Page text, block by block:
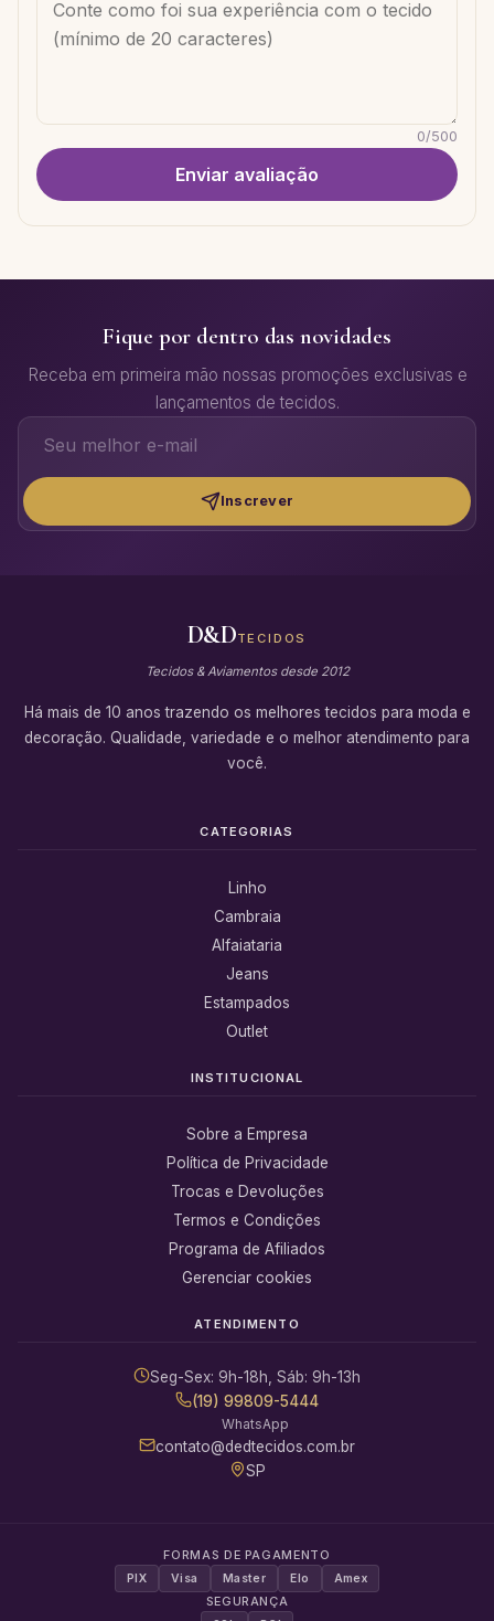
0/500
Enviar avaliação
Fique por dentro das novidades
Receba em primeira mão nossas promoções exclusivas e
lançamentos de tecidos.
Inscrever
D&DTECIDOS
Tecidos & Aviamentos desde 2012
Há mais de 10 anos trazendo os melhores tecidos para moda e
decoração. Qualidade, variedade e o melhor atendimento para
você.
CATEGORIAS
Linho
Cambraia
Alfaiataria
Jeans
Estampados
Outlet
INSTITUCIONAL
Sobre a Empresa
Política de Privacidade
Trocas e Devoluções
Termos e Condições
Programa de Afiliados
Gerenciar cookies
ATENDIMENTO
Seg-Sex: 9h-18h, Sáb: 9h-13h
(19) 99809-5444
WhatsApp
contato@dedtecidos.com.br
SP
FORMAS DE PAGAMENTO
PIX Visa Master Elo Amex
SEGURANÇA